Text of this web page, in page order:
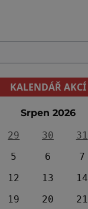
KALENDÁŘ AKCÍ
Srpen 2026
29 30 31
5 6 7
12 13 14
19 20 21